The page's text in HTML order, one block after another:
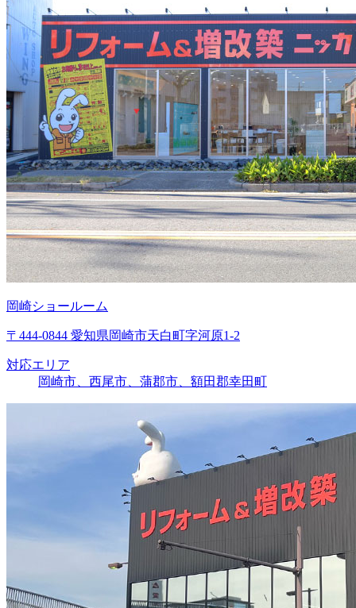
岡崎ショールーム
〒444-0844 愛知県岡崎市天白町字河原1-2
対応エリア
岡崎市、西尾市、蒲郡市、額田郡幸田町